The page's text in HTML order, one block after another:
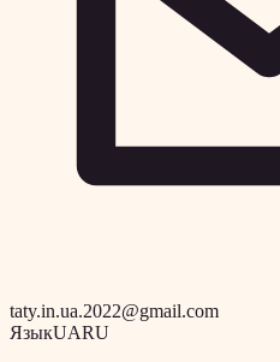
taty.in.ua.2022@gmail.com
ЯзыкUARU